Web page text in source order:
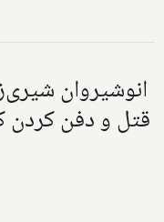
انوشیروان
قتل و دفن